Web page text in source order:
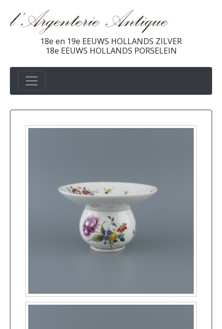
18e en 19e EEUWS HOLLANDS ZILVER
18e EEUWS HOLLANDS PORSELEIN